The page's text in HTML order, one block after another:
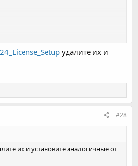
удалите их и
#28
их и установите аналогичные от